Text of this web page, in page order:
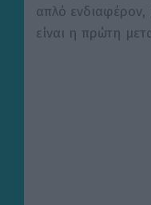
απλό ενδιαφέρον,
είναι η πρώτη